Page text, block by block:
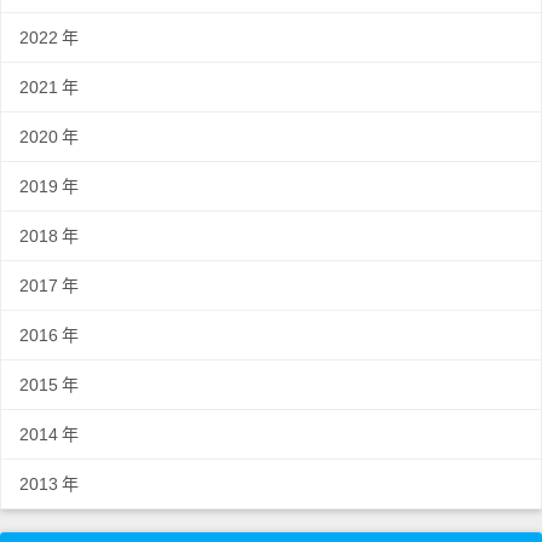
2022 年
2021 年
2020年
2019 年
2018 年
2017 年
2016 年
2015 年
2014年
2013 年